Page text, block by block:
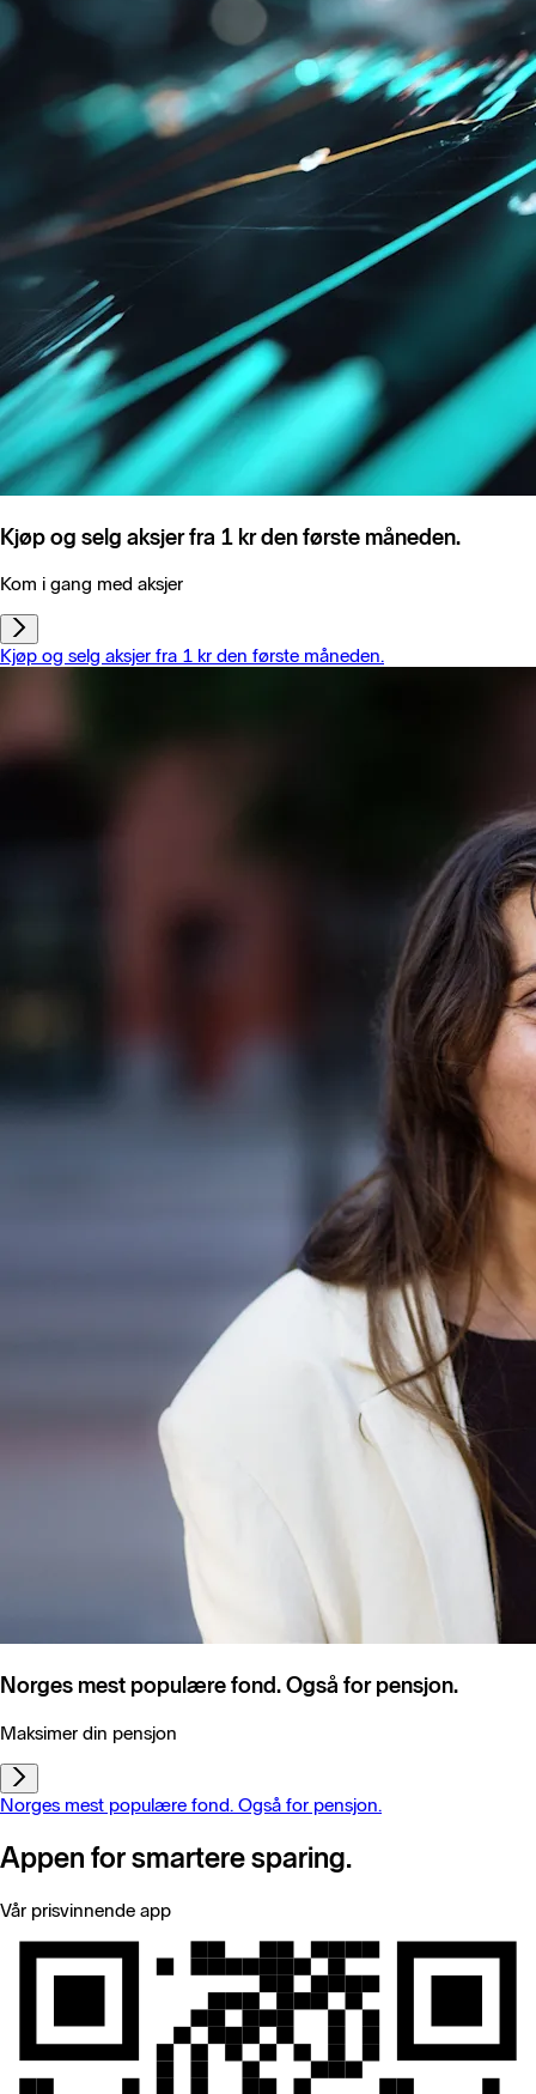
Kjøp og selg aksjer fra 1 kr den første måneden.
Kom i gang med aksjer
Kjøp og selg aksjer fra 1 kr den første måneden.
Norges mest populære fond. Også for pensjon.
Maksimer din pensjon
Norges mest populære fond. Også for pensjon.
Appen for smartere sparing.
Vår prisvinnende app